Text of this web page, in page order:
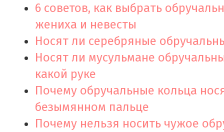
6 советов, как выбрать
жениха и невесты
Носят ли серебряные
Носят ли мусульмане
какой руке
Почему обручальные кольца
безымянном пальце
Почему нельзя носить чужое